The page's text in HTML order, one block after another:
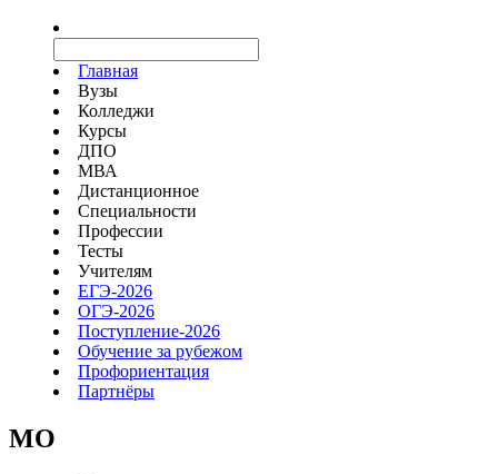
Главная
Вузы
Колледжи
Курсы
ДПО
МВА
Дистанционное
Специальности
Профессии
Тесты
Учителям
ЕГЭ-2026
ОГЭ-2026
Поступление-2026
Обучение за рубежом
Профориентация
Партнёры
MO